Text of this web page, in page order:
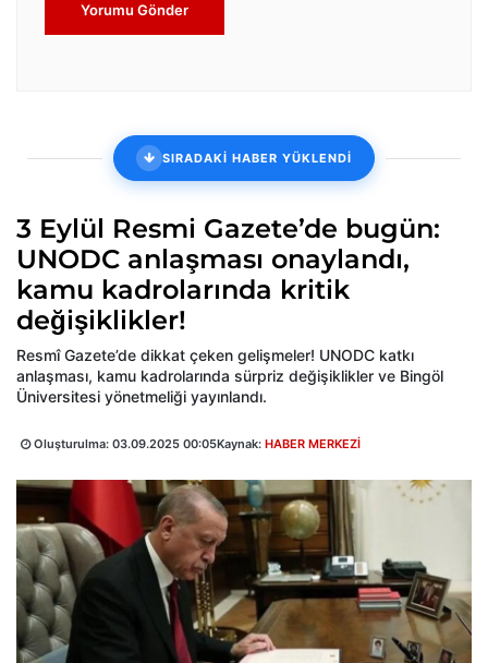
Yorumu Gönder
SIRADAKİ HABER YÜKLENDİ
3 Eylül Resmi Gazete’de bugün:
UNODC anlaşması onaylandı,
kamu kadrolarında kritik
değişiklikler!
Resmî Gazete’de dikkat çeken gelişmeler! UNODC katkı
anlaşması, kamu kadrolarında sürpriz değişiklikler ve Bingöl
Üniversitesi yönetmeliği yayınlandı.
Oluşturulma: 03.09.2025 00:05Kaynak: HABER MERKEZİ